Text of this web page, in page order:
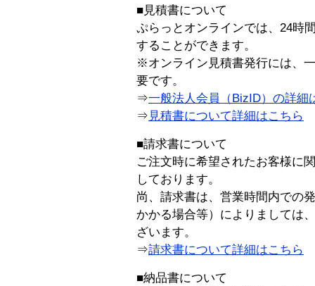
■見積書について
ぷらっとオンラインでは、24時
することができます。
※オンライン見積書発行には、
要です。
⇒一般法人会員（BizID）の詳細
⇒ 見積書について詳細はこちら
■請求書について
ご注文時に希望されたお客様に
しております。
尚、請求書は、営業時間内での
かかる場合等）によりましては
ざいます。
⇒請求書について詳細はこちら
■納品書について